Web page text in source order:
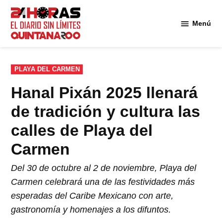
Saltar
contenido
Menú
PUBLICADO
EN
PLAYA DEL CARMEN
Hanal Pixán 2025 llenará
de tradición y cultura las
calles de Playa del
Carmen
Del 30 de octubre al 2 de noviembre, Playa del
Carmen celebrará una de las festividades más
esperadas del Caribe Mexicano con arte,
gastronomía y homenajes a los difuntos.